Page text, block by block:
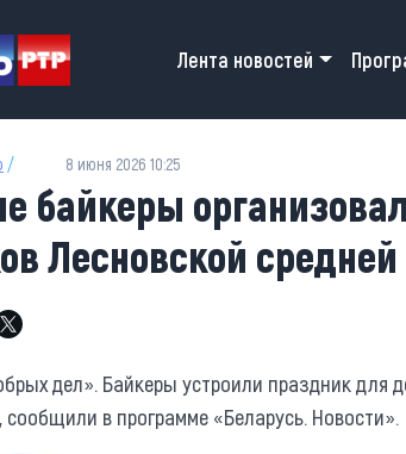
Main navigation
Лента новостей
/ 8 июня 2026 10:25
байкеры
Лесновской
дел». Байкеры устроили праздник для
в программе «Беларусь. Новости».